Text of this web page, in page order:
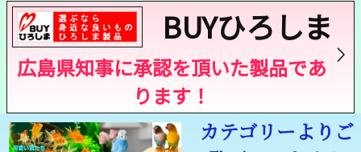
BUYひろしま
広島県知事に承認を頂いた製品であ
ります！
カテゴリーよりご